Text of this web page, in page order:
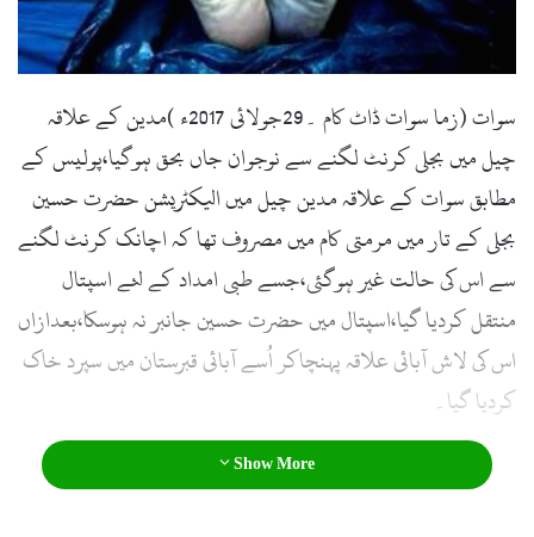
l
سوات (زما سوات ڈاٹ کام ۔29جولائی 2017ء )مدین کے علاقہ
چیل میں بجلی کرنٹ لگنے سے نوجوان جاں بحق ہوگیا،پولیس کے
مطابق سوات کے علاقہ مدین چیل میں الیکٹریشن حضرت حسین
بجلی کے تار میں مرمتی کام میں مصروف تھا کہ اچانک کرنٹ لگنے
سے اس کی حالت غیر ہوگئی،جسے طبی امداد کے لئے اسپتال
منتقل کردیا گیا،اسپتال میں حضرت حسین جانبر نہ ہوسکا،بعدازاں
اس کی لاش آبائی علاقہ پہنچاکر اُسے آبائی قبرستان میں سپرد خاک
کردیا گیا۔
Show More